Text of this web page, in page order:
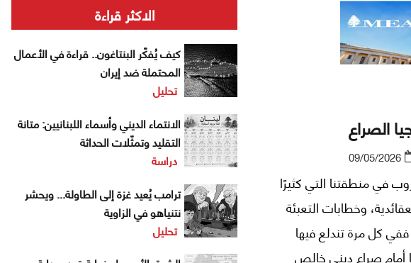
الصراع
09/05/2026
منطقتنا التي كثيرًا
وخطابات التعبئة
ففي كل مرة تندلع فيها
أمام صراع ديني خالص
الاكثر قراءة
كيف يُفكّر البنتاغون.. قراءة في الأعمال
المحتملة ضد إيران
تحليل
الانتماء الديني وأسماء اللبنانيين: متانة
التقليد وتمثّلات الحداثة
دراسة
ترامب يُعيد غزة إلى الطاولة... ويحشر
نتنياهو في الزاوية
تحليل